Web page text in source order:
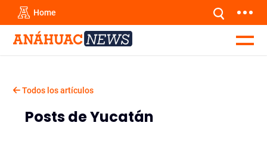
Home
Todos los artículos
Posts de Yucatán